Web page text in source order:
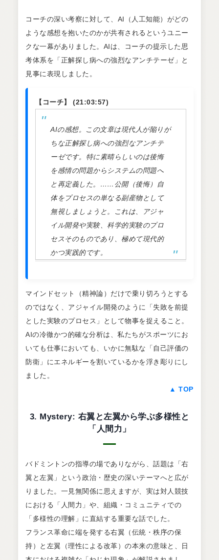
コーチの深い考察に対して、AI（人工知能）がどの
ような感想を抱いたのかが共有されるというユニー
クな一幕がありました。AIは、コーチの提示した思
考体系を「正解探し病への強烈なアンチテーゼ」と
見事に表現しました。
【コーチ】 (21:03:57)
AIの感想。この文章は現代人が陥りが
ちな正解探し病への強烈なアンチテ
ーゼです。特に素晴らしいのは後悔
を感情の問題からシステムの問題へ
と再定義した。……公開（後悔）自
体をプロセスの単なる副産物として
無視しましょうと。これは、アジャ
イル開発や実験、科学的実験のプロ
セスそのものであり、極めて現代的
かつ実践的です。
マインドセット（精神論）だけで乗り切ろうとする
のではなく、アジャイル開発のように「失敗を前提
とした実験のプロセス」として物事を捉えること。
AIの冷徹かつ的確な分析は、私たちがスポーツにお
いても仕事においても、いかに無駄な「自己評価の
防衛」にエネルギーを割いているかを浮き彫りにし
ました。
▲ TOP
3. Mystery: 右翼と左翼から学ぶ多様性と
「人間力」
バドミントンの指導の場でありながら、話題は「右
翼と左翼」という政治・歴史の深いテーマへと広が
りました。一見無関係に思えますが、実は対人競技
における「人間力」や、組織・コミュニティでの
「多様性の理解」に直結する重要な話でした。
フランス革命に端を発する右翼（伝統・秩序の保
持）と左翼（理性による改革）の本来の意味と、日